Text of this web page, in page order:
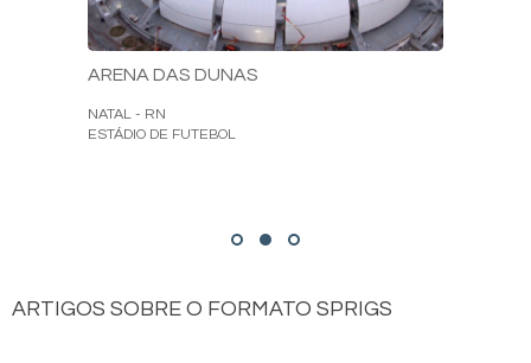
ARENA DAS DUNAS
NATAL - RN
ESTÁDIO DE FUTEBOL
ARTIGOS SOBRE O FORMATO SPRIGS